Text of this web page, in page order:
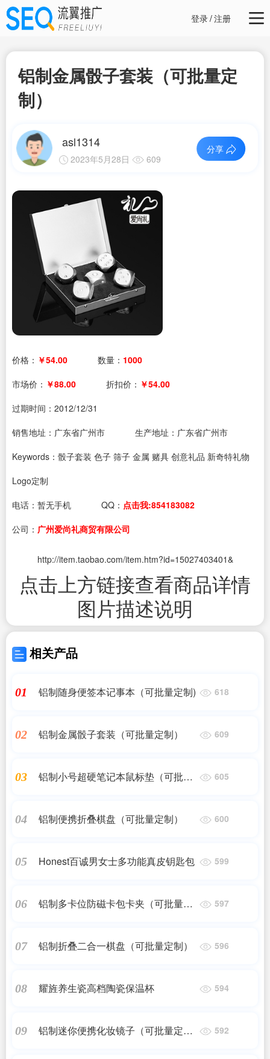
登录/注册
铝制金属骰子套装（可批量定
制）
asl1314
2023年5月28日 609
分享
价格： ￥54.00 数量： 1000
市场价： ￥88.00 折扣价： ￥54.00
过期时间： 2012/12/31
销售地址：广东省广州市
生产地址：广东省广州市
Keywords：骰子套装 色子 筛子 金属 赌具 创意礼品 新奇特礼物
Logo定制
电话： 暂无手机 QQ： 点击我:854183082
公司： 广州爱尚礼商贸有限公司
http://item.taobao.com/item.htm?id=15027403401&
点击上方链接查看商品详情
图片描述说明
相关产品
01 铝制随身便签本记事本（可批量定制) 618
02 铝制金属骰子套装（可批量定制） 609
03
铝制小号超硬笔记本鼠标垫（可批量
605
04 铝制便携折叠棋盘（可批量定制） 600
05 Honest百诚男女士多功能真皮钥匙包 599
06
铝制多卡位防磁卡包卡夹（可批量定
597
07 铝制折叠二合一棋盘（可批量定制） 596
08 耀旌养生瓷高档陶瓷保温杯 594
09
铝制迷你便携化妆镜子（可批量定
592